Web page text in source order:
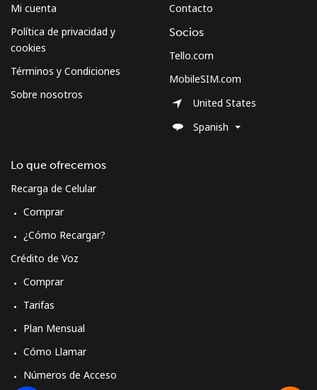
Mi cuenta
Política de privacidad y
cookies
Términos y Condiciones
Sobre nosotros
Lo que ofrecemos
Recarga de Celular
Comprar
¿Cómo Recargar?
Crédito de Voz
Comprar
Tarifas
Plan Mensual
Cómo Llamar
Números de Acceso
Contacto
Socios
Tello.com
MobileSIM.com
United States
Spanish